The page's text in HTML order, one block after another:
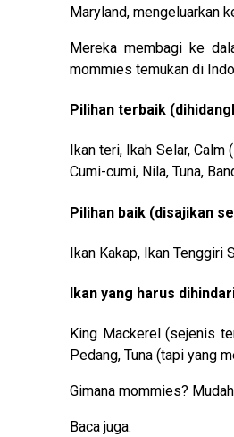
Maryland, mengeluarkan
Mereka membagi ke
mommies temukan di
Pilihan terbaik
Ikan teri, Ikah Selar,
Cumi-cumi, Nila, Tuna,
Pilihan baik (disajikan
Ikan Kakap, Ikan Tenggiri
Ikan yang harus
King Mackerel (sejenis
Pedang, Tuna (tapi yang
Gimana mommies?
Baca juga: